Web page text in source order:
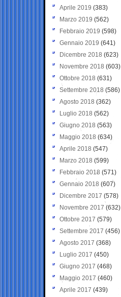
Aprile 2019 (383)
Marzo 2019 (562)
Febbraio 2019 (598)
Gennaio 2019 (641)
Dicembre 2018 (623)
Novembre 2018 (603)
Ottobre 2018 (631)
Settembre 2018 (586)
Agosto 2018 (362)
Luglio 2018 (562)
Giugno 2018 (563)
Maggio 2018 (634)
Aprile 2018 (547)
Marzo 2018 (599)
Febbraio 2018 (571)
Gennaio 2018 (607)
Dicembre 2017 (578)
Novembre 2017 (632)
Ottobre 2017 (579)
Settembre 2017 (456)
Agosto 2017 (368)
Luglio 2017 (450)
Giugno 2017 (468)
Maggio 2017 (460)
Aprile 2017 (439)